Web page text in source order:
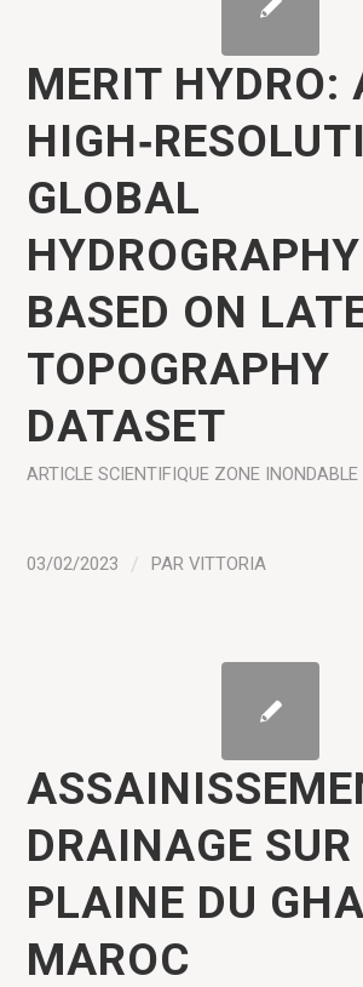
MERIT HYDRO:
GLOBAL
BASED ON
TOPOGRAPHY
DATASET
ARTICLE SCIENTIFIQUE ZONE INONDABLE
03/02/2023 / PARVITTORIA
DRAINAGE
PLAINE DU
MAROC